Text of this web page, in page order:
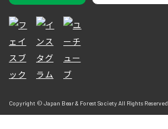
Copyright © Japan Bear & Forest Society All Rights Reserved.